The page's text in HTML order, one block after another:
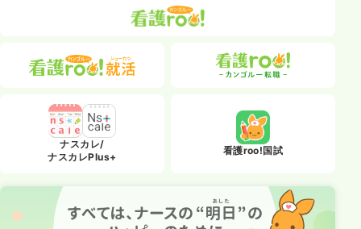
ナスカレ/
ナスカレPlus+
看護roo!国試